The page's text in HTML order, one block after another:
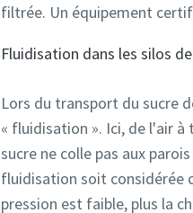
filtrée. Un équipement
Fluidisation dans les silos
Lors du transport du sucre
« fluidisation ». Ici, de l'air à
sucre ne colle pas aux
fluidisation soit considérée
pression est faible, plus la